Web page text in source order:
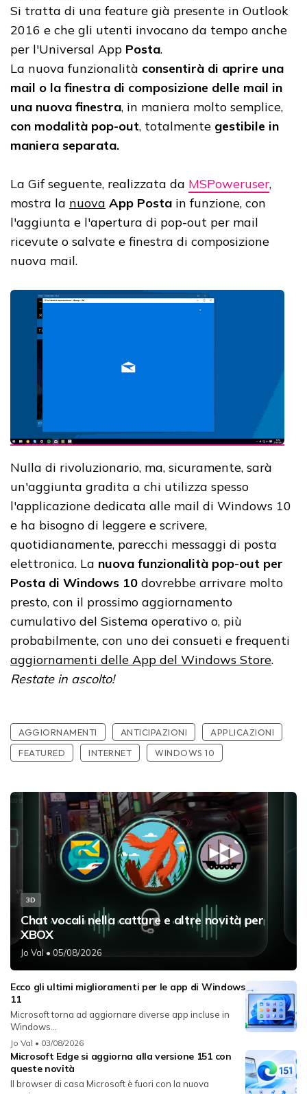
Si tratta di una feature già presente in Outlook
2016 e che gli utenti invocano da tempo anche
per l'Universal App Posta.
La nuova funzionalità consentirà di aprire una
mail o la finestra di composizione delle mail in
una nuova finestra, in maniera molto semplice,
con modalità pop-out, totalmente gestibile in
maniera separata.
La Gif seguente, realizzata da MSPoweruser,
mostra la nuova App Posta in funzione, con
l'aggiunta e l'apertura di pop-out per mail
ricevute o salvate e finestra di composizione
nuova mail.
Nulla di rivoluzionario, ma, sicuramente, sarà
un'aggiunta gradita a chi utilizza spesso
l'applicazione dedicata alle mail di Windows 10
e ha bisogno di leggere e scrivere,
quotidianamente, parecchi messaggi di posta
elettronica. La nuova funzionalità pop-out per
Posta di Windows 10 dovrebbe arrivare molto
presto, con il prossimo aggiornamento
cumulativo del Sistema operativo o, più
probabilmente, con uno dei consueti e frequenti
aggiornamenti delle App del Windows Store.
Restate in ascolto!
AGGIORNAMENTI ANTICIPAZIONI
APPLICAZIONI
FEATURED
INTERNET WINDOWS 10
3D
Chat vocali nella catture e altre novità per
XBOX
Jo Val• 05/08/2026
Ecco gli ultimi miglioramenti per le app di Windows
11
Microsoft torna ad aggiornare diverse app incluse in
Windows...
Jo Val • 03/08/2026
Microsoft Edge si aggiorna alla versione 151 con
queste novità
Il browser di casa Microsoft è fuori con la nuova